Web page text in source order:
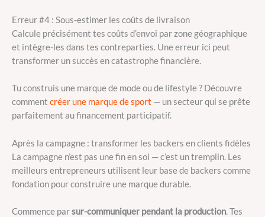
Erreur #4 : Sous-estimer les coûts de livraison
Calcule précisément tes coûts d’envoi par zone géographique
et intègre-les dans tes contreparties. Une erreur ici peut
transformer un succès en catastrophe financière.
Tu construis une marque de mode ou de lifestyle ? Découvre
comment créer une marque de sport — un secteur qui se prête
parfaitement au financement participatif.
Après la campagne : transformer les backers en clients fidèles
La campagne n’est pas une fin en soi — c’est un tremplin. Les
meilleurs entrepreneurs utilisent leur base de backers comme
fondation pour construire une marque durable.
Commence parsur-communiquer pendant la production. Tes